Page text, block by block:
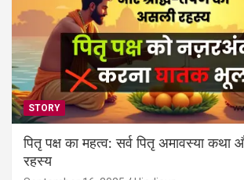
STORY
पितृ पक्ष का महत्व: सर्व पितृ अमावस्या कथा
रहस्य